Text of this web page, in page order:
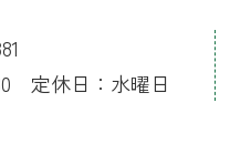
定休日：水曜日